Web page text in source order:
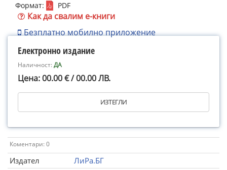
Формат:
PDF
Как да свалим е-книги
Безплатно мобилно приложение
Електронно издание
Наличност:ДА
Цена: 00.00 € / 00.00 ЛВ.
ИЗТЕГЛИ
Коментари: 0
Издател
ЛиРа.БГ